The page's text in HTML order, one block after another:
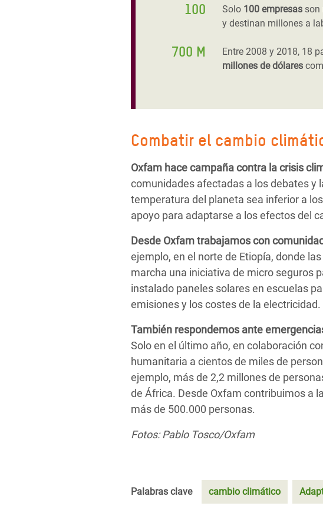
100 Solo 100 empresas son
y destinan millones a
700 M Entre 2008 y 2018, 18
millones de dólares
Combatir el cambio
Oxfam hace campaña contra la crisis
comunidades afectadas a los debates y
temperatura del planeta sea inferior a
apoyo para adaptarse a los efectos del
Desde Oxfam trabajamos con
ejemplo, en el norte de Etiopía, donde
marcha una iniciativa de micro seguros
instalado paneles solares en escuelas
emisiones y los costes de la
También respondemos ante
Solo en el último año, en colaboración
humanitaria a cientos de miles de
ejemplo, más de 2,2 millones de
de África. Desde Oxfam contribuimos a
más de 500.000 personas.
Fotos: Pablo Tosco/Oxfam
Palabras clave cambio climático